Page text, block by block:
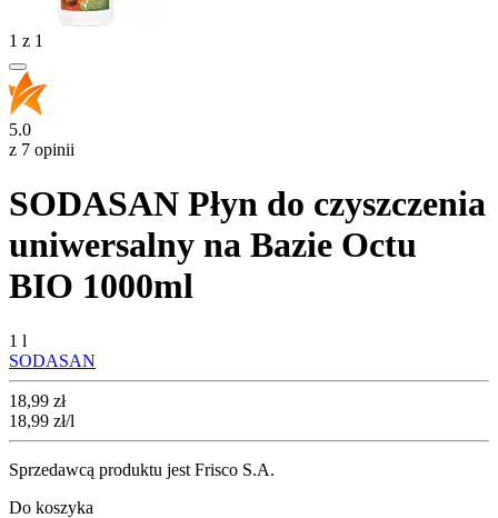
1 z 1
5.0
z 7 opinii
SODASAN Płyn do czyszczenia
uniwersalny na Bazie Octu
BIO 1000ml
1 l
SODASAN
Cena
18,99 zł
18,99 zł/l
Sprzedawcą produktu jest Frisco S.A.
Do koszyka